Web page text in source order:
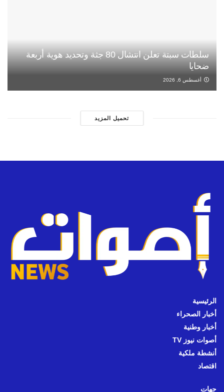
سلطات سبتة تعلن انتشال 80 جثة وتحديد هوية أربعة
ضحايا
أغسطس 6, 2026
تحميل المزيد
الرئيسية
أخبار الصحراء
أخبار وطنية
أصوات نيوز TV
أنشطة ملكية
اقتصاد
جهات